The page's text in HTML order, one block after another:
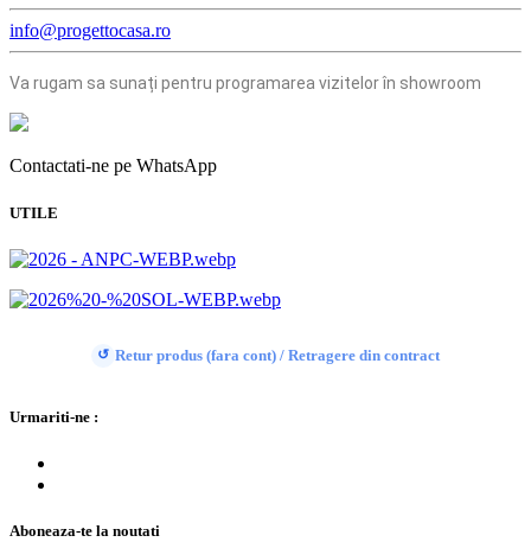
info@progettocasa.ro
Va rugam sa sunați pentru programarea vizitelor în showroom
Contactati-ne pe WhatsApp
UTILE
↺ Retur produs (fara cont) / Retragere din contract
Urmariti-ne :
Aboneaza-te la noutati